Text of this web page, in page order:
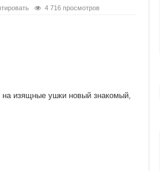
4 716 просмотров
изящные ушки новый знакомый,